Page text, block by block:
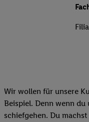
Wir wollen für unsere
Beispiel. Denn wenn
schiefgehen. Du